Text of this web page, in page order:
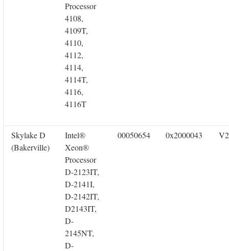
Processor
4108,
4109T,
4110,
4112,
4114,
4114T,
4116,
4116T
Skylake D
(Bakerville)
Intel®
Xeon®
Processor
D-2123IT,
D-2141I,
D-2142IT,
D2143IT,
D-
2145NT,
D-
00050654 0x2000043